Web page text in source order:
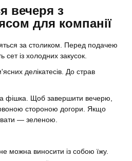
вечеря з
для компанії
за столиком. Перед подачею
сет із холодних закусок.
делікатесів. До страв
фішка. Щоб завершити вечерю,
стороною догори. Якщо
— зеленою.
можна виносити із собою їжу.